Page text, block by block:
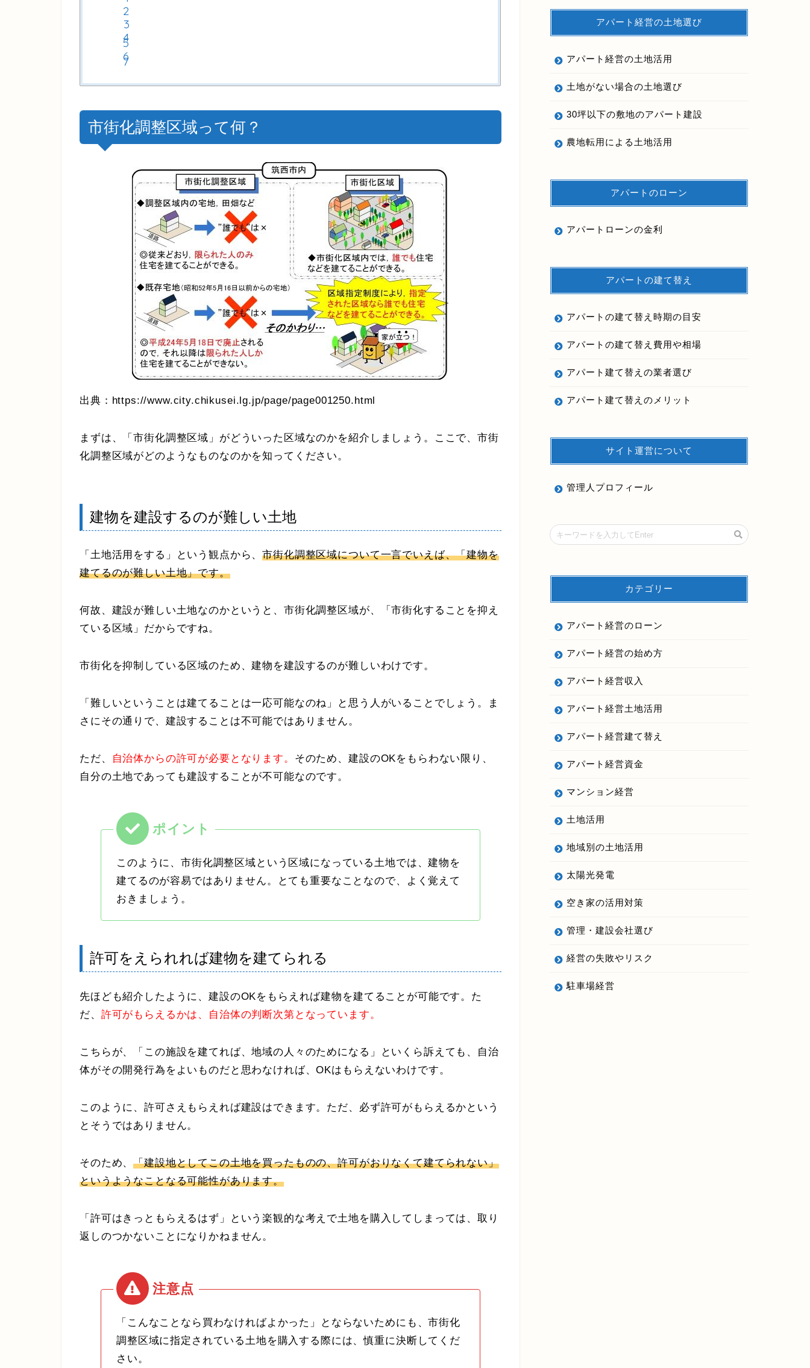
市街化調整区域って何？
出典：https://www.city.chikusei.lg.jp/page/page001250.html
まずは、「市街化調整区域」がどういった区域なのかを紹介しましょう。ここで、市街
化調整区域がどのようなものなのかを知ってください。
建物を建設するのが難しい土地
「土地活用をする」という観点から、市街化調整区域について一言でいえば、「建物を
建てるのが難しい土地」です。
何故、建設が難しい土地なのかというと、市街化調整区域が、「市街化することを抑え
ている区域」だからですね。
市街化を抑制している区域のため、建物を建設するのが難しいわけです。
「難しいということは建てることは一応可能なのね」と思う人がいることでしょう。ま
さにその通りで、建設することは不可能ではありません。
ただ、 自治体からの許可が必要となります。 そのため、建設のOKをもらわない限り、
自分の土地であっても建設することが不可能なのです。
このように、市街化調整区域という区域になっている土地では、建物を
建てるのが容易ではありません。とても重要なことなので、よく覚えて
おきましょう。
許可をえられれば建物を建てられる
先ほども紹介したように、建設のOKをもらえれば建物を建てることが可能です。た
だ、 許可がもらえるかは、自治体の判断次第となっています。
こちらが、「この施設を建てれば、地域の人々のためになる」といくら訴えても、自治
体がその開発行為をよいものだと思わなければ、OKはもらえないわけです。
このように、許可さえもらえれば建設はできます。ただ、必ず許可がもらえるかという
とそうではありません。
そのため、「建設地としてこの土地を買ったものの、許可がおりなくて建てられない」
というようなことなる可能性があります。
「許可はきっともらえるはず」という楽観的な考えで土地を購入してしまっては、取り
返しのつかないことになりかねません。
「こんなことなら買わなければよかった」とならないためにも、市街化
調整区域に指定されている土地を購入する際には、慎重に決断してくだ
さい。
アパート経営の土地選び
アパート経営の土地活用
土地がない場合の土地選び
30坪以下の敷地のアパート建設
農地転用による土地活用
アパートのローン
アパートローンの金利
アパートの建て替え
アパートの建て替え時期の目安
アパートの建て替え費用や相場
アパート建て替えの業者選び
アパート建て替えのメリット
サイト運営について
管理人プロフィール
カテゴリー
アパート経営のローン
アパート経営の始め方
アパート経営収入
アパート経営土地活用
アパート経営建て替え
アパート経営資金
マンション経営
土地活用
地域別の土地活用
太陽光発電
空き家の活用対策
管理・建設会社選び
経営の失敗やリスク
駐車場経営